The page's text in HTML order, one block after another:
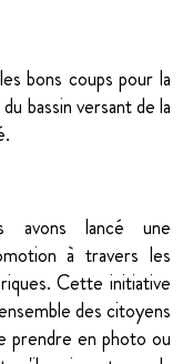
bons coups pour la
bassin versant de la
avons lancé une
à travers les
Cette initiative
des citoyens
prendre en photo ou